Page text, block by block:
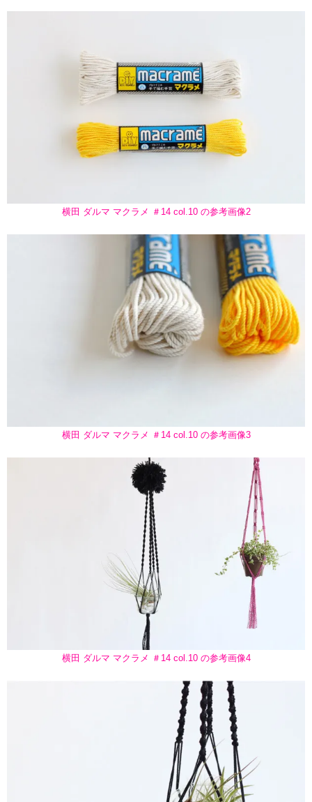
横田 ダルマ マクラメ ＃14 col.10 の参考画像2
横田 ダルマ マクラメ ＃14 col.10 の参考画像3
横田 ダルマ マクラメ ＃14 col.10 の参考画像4